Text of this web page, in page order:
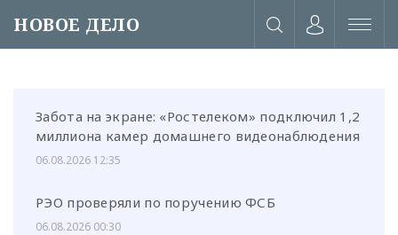
НОВОЕ ДЕЛО
Забота на экране: «Ростелеком» подключил 1,2
миллиона камер домашнего видеонаблюдения
06.08.2026 12:35
РЭО проверяли по поручению ФСБ
06.08.2026 00:30